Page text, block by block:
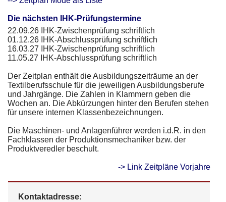
Die nächsten IHK-Prüfungstermine
22.09.26 IHK-Zwischenprüfung schriftlich
01.12.26 IHK-Abschlussprüfung schriftlich
16.03.27 IHK-Zwischenprüfung schriftlich
11.05.27 IHK-Abschlussprüfung schriftlich
Der Zeitplan enthält die Ausbildungszeiträume an der
Textilberufsschule für die jeweiligen Ausbildungsberufe
und Jahrgänge. Die Zahlen in Klammern geben die
Wochen an. Die Abkürzungen hinter den Berufen stehen
für unsere internen Klassenbezeichnungen.
Die Maschinen- und Anlagenführer werden i.d.R. in den
Fachklassen der Produktionsmechaniker bzw. der
Produktveredler beschult.
-> Link Zeitpläne Vorjahre
Kontaktadresse: